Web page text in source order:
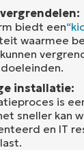
biedt een
waarmee
installatie:
is
sneller kan
en IT